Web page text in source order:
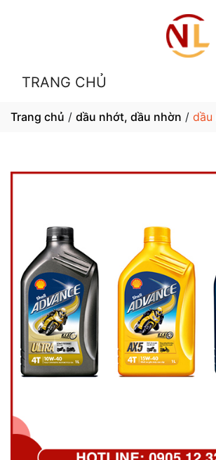
TRANG CHỦ
Trang chủ / dầu nhớt, dầu nhờn / dầu